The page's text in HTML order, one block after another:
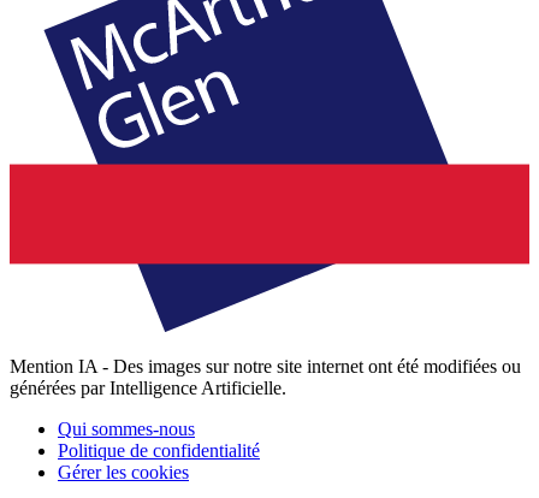
Mention IA - Des images sur notre site internet ont été modifiées ou
générées par Intelligence Artificielle.
Qui sommes-nous
Politique de confidentialité
Gérer les cookies